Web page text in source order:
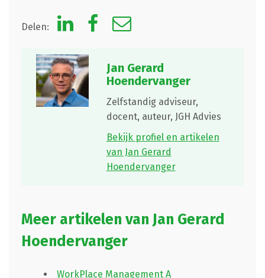
Delen:
Jan Gerard
Hoendervanger
Zelfstandig adviseur,
docent, auteur, JGH Advies
Bekijk profiel en artikelen
van Jan Gerard
Hoendervanger
Meer artikelen van Jan Gerard
Hoendervanger
WorkPlace Management A